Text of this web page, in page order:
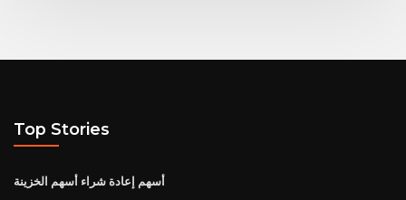
Top Stories
أسهم إعادة شراء أسهم الخزينة